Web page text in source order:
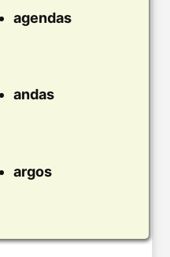
agendas
andas
argos